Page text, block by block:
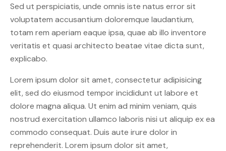
Sed ut perspiciatis, unde omnis iste natus error sit
voluptatem accusantium doloremque laudantium,
totam rem aperiam eaque ipsa, quae ab illo inventore
veritatis et quasi architecto beatae vitae dicta sunt,
explicabo.
Lorem ipsum dolor sit amet, consectetur adipisicing
elit, sed do eiusmod tempor incididunt ut labore et
dolore magna aliqua. Ut enim ad minim veniam, quis
nostrud exercitation ullamco laboris nisi ut aliquip ex ea
commodo consequat. Duis aute irure dolor in
reprehenderit. Lorem ipsum dolor sit amet,